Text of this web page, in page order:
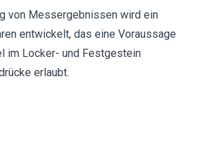
von Messergebnissen wird ein
entwickelt, das eine Voraussage
im Locker- und Festgestein
erlaubt.